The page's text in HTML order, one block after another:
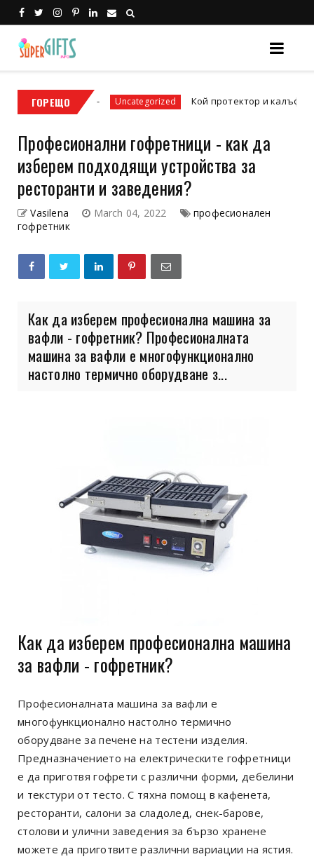
ГОРЕЩОUncategorized Кой протектор и калъф да изберем
Професионални гофретници - как да
изберем подходящи устройства за
ресторанти и заведения?
Vasilena March 04, 2022
професионален
гофретник
Как да изберем професионална машина за
вафли - гофретник? Професионалната
машина за вафли е многофункционално
настолно термично оборудване з...
Как да изберем професионална машина
за вафли - гофретник?
Професионалната машина за вафли е
многофункционално настолно термично
оборудване за печене на тестени изделия.
Предназначението на електрическите гофретници
е да приготвя гофрети с различни форми, дебелини
и текстури от тесто. С тяхна помощ в кафенета,
ресторанти, салони за сладолед, снек-барове,
столови и улични заведения за бързо хранене
можете да приготвите различни вариации на ястия.